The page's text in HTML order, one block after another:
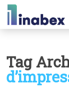
Tag